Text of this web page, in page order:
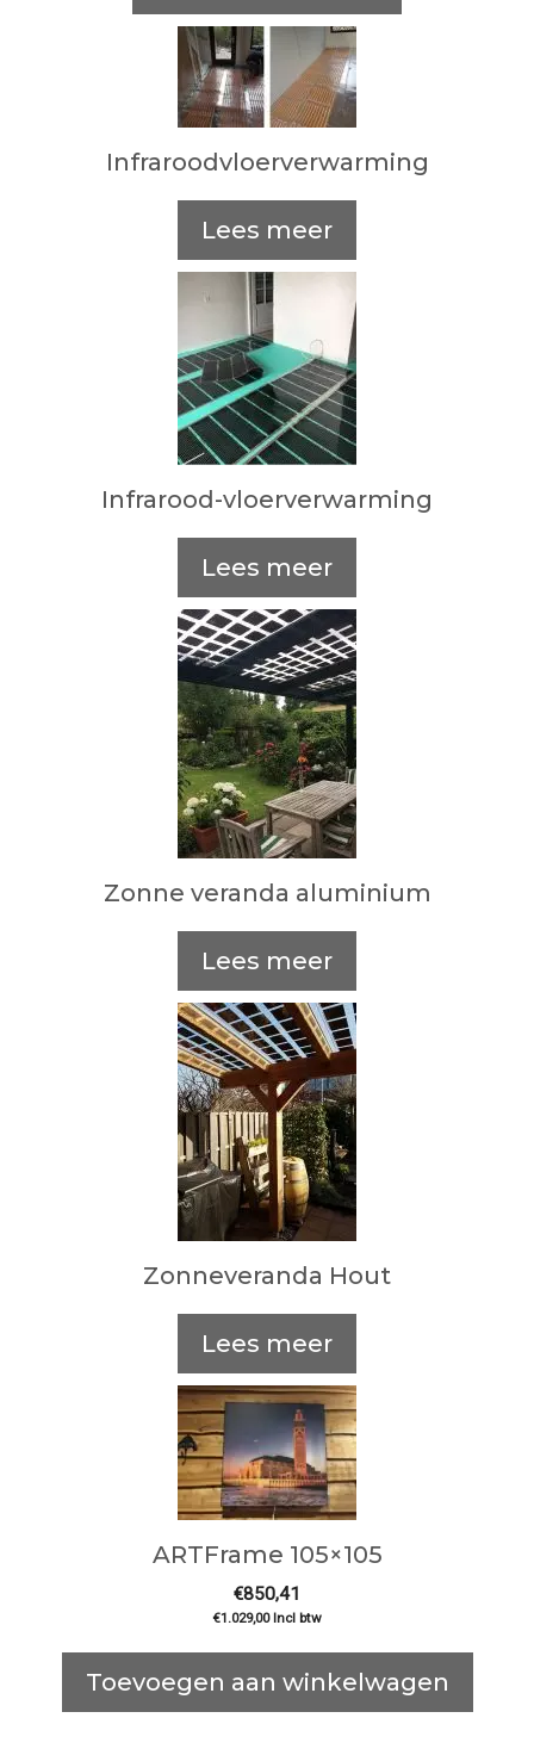
Infraroodvloerverwarming
Lees meer
Infrarood-vloerverwarming
Lees meer
Zonne veranda aluminium
Lees meer
Zonneveranda Hout
Lees meer
ARTFrame 105×105
€850,41
€1.029,00Incl btw
Toevoegen aan winkelwagen